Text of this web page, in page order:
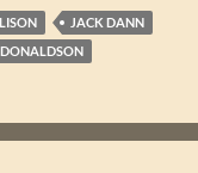
JACK DANN
DONALDSON